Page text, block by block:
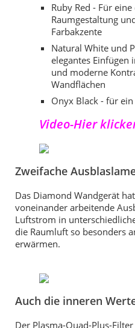
Ruby Red - Für
Raumgestaltung
Farbakzente
Natural White und
elegantes Einfügen
und moderne
Wandflächen
Onyx Black - für
Video-Hier
Zweifache
Das Diamond Wandgerät
voneinander arbeitende
Luftstrom in
die Raumluft so besonders
erwärmen.
Auch die inneren
Der Plasma-Quad-Plus-